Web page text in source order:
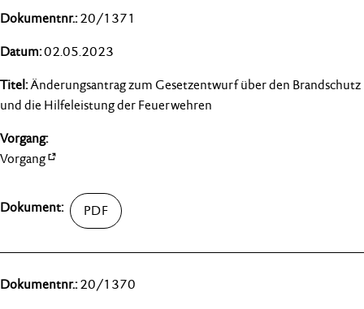
20/1371
02.05.2023
Änderungsantrag zum Gesetzentwurf über den Brandschutz
und die Hilfeleistung der Feuerwehren
Vorgang
20/1370